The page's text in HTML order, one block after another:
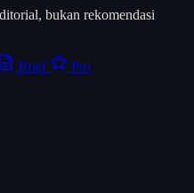
bukan rekomendasi
Brief Pro